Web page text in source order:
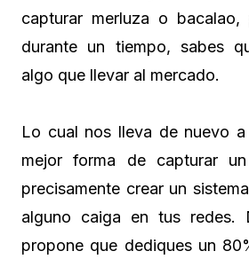
capturar merluza o
durante un tiempo, sabes
algo que llevar al mercado.
Lo cual nos lleva de nuevo
mejor forma de capturar
precisamente crear un
alguno caiga en tus redes.
propone que dediques un